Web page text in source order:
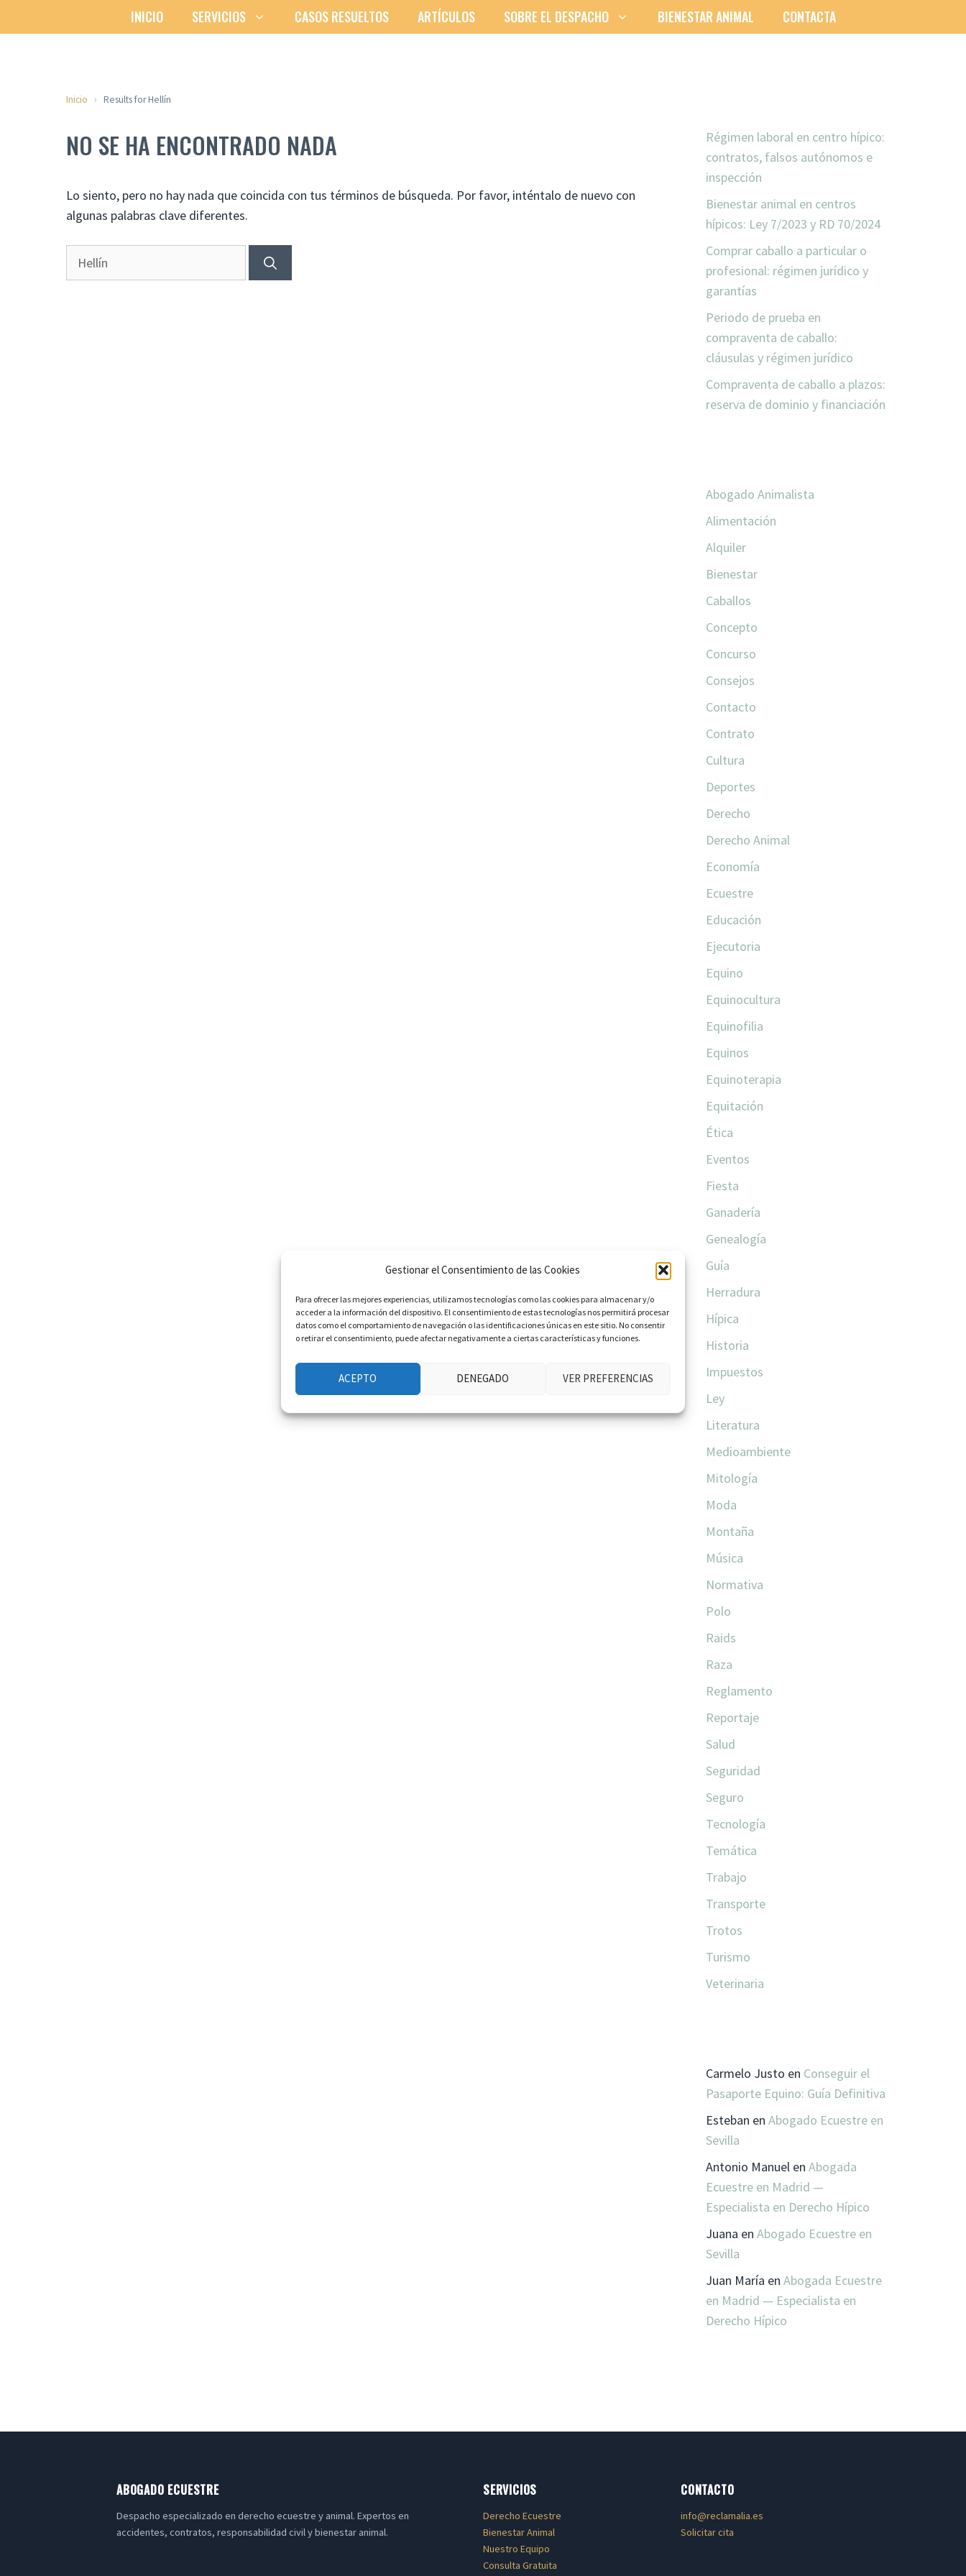
Gestionar el Consentimiento de las Cookies
Para ofrecer las mejores experiencias, utilizamos tecnologías como las cookies para almacenar y/o
acceder a la información del dispositivo. El consentimiento de estas tecnologías nos permitirá procesar
datos como el comportamiento de navegación o las identificaciones únicas en este sitio. No consentir
o retirar el consentimiento, puede afectar negativamente a ciertas características y funciones.
ACEPTO DENEGADO VER PREFERENCIAS
INICIO SERVICIOS CASOS RESUELTOS ARTÍCULOS SOBRE EL DESPACHO BIENESTAR ANIMAL CONTACTA
Inicio › Results for Hellín
NO SE HA ENCONTRADO NADA
Lo siento, pero no hay nada que coincida con tus términos de búsqueda. Por favor, inténtalo de nuevo con
algunas palabras clave diferentes.
Buscar:
Régimen laboral en centro hípico:
contratos, falsos autónomos e
inspección
Bienestar animal en centros
hípicos: Ley 7/2023 y RD 70/2024
Comprar caballo a particular o
profesional: régimen jurídico y
garantías
Periodo de prueba en
compraventa de caballo:
cláusulas y régimen jurídico
Compraventa de caballo a plazos:
reserva de dominio y financiación
Abogado Animalista
Alimentación
Alquiler
Bienestar
Caballos
Concepto
Concurso
Consejos
Contacto
Contrato
Cultura
Deportes
Derecho
Derecho Animal
Economía
Ecuestre
Educación
Ejecutoria
Equino
Equinocultura
Equinofilia
Equinos
Equinoterapia
Equitación
Ética
Eventos
Fiesta
Ganadería
Genealogía
Guía
Herradura
Hípica
Historia
Impuestos
Ley
Literatura
Medioambiente
Mitología
Moda
Montaña
Música
Normativa
Polo
Raids
Raza
Reglamento
Reportaje
Salud
Seguridad
Seguro
Tecnología
Temática
Trabajo
Transporte
Trotos
Turismo
Veterinaria
Carmelo Justo en Conseguir el
Pasaporte Equino: Guía Definitiva
Esteban en Abogado Ecuestre en
Sevilla
Antonio Manuel en Abogada
Ecuestre en Madrid —
Especialista en Derecho Hípico
Juana en Abogado Ecuestre en
Sevilla
Juan María en Abogada Ecuestre
en Madrid — Especialista en
Derecho Hípico
ABOGADO ECUESTRE
Despacho especializado en derecho ecuestre y animal. Expertos en
accidentes, contratos, responsabilidad civil y bienestar animal.
SERVICIOS
Derecho Ecuestre
Bienestar Animal
Nuestro Equipo
Consulta Gratuita
CONTACTO
info@reclamalia.es
Solicitar cita